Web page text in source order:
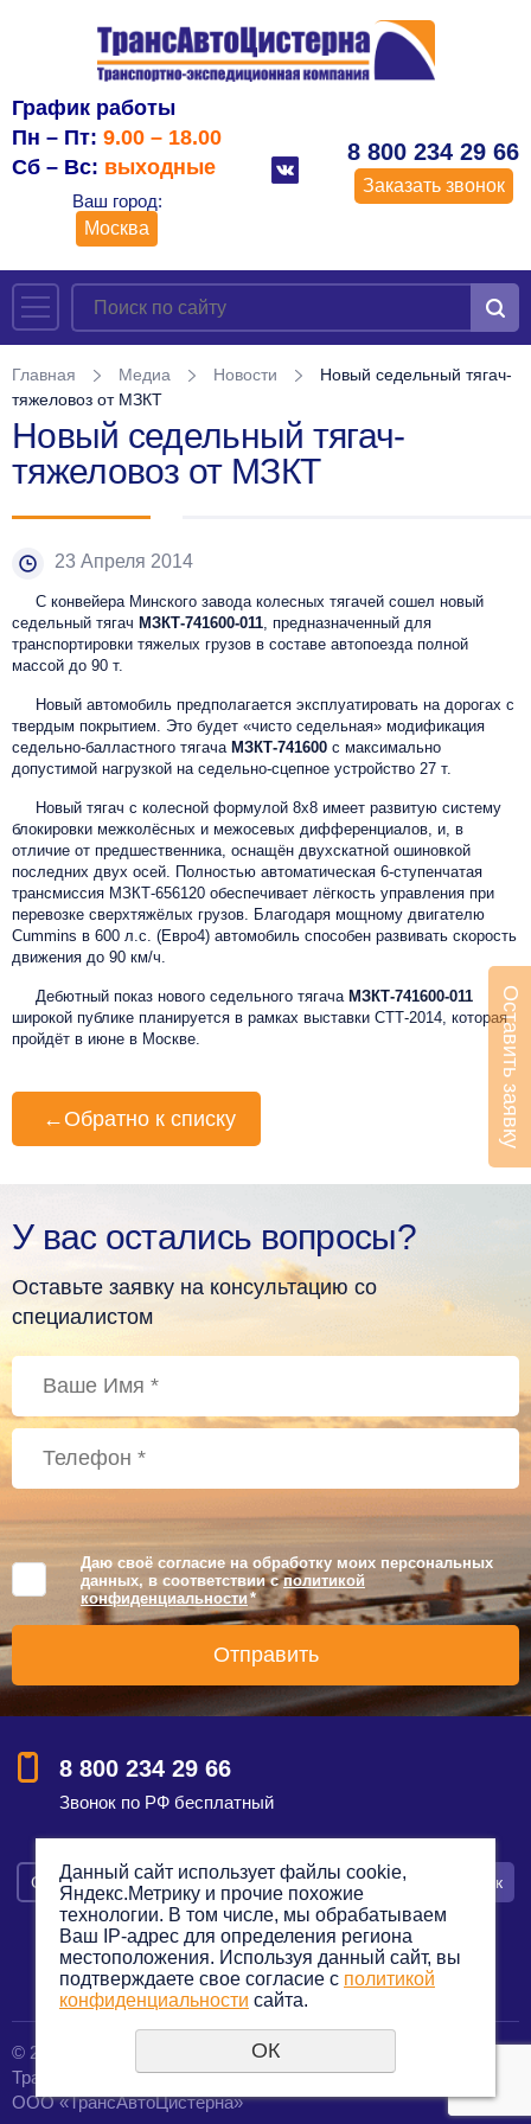
График работы
Пн – Пт: 9.00 – 18.00
Сб – Вс: выходные
Ваш город:
Москва
8 800 234 29 66
Заказать звонок
Главная Медиа Новости
Новый седельный тягач-
тяжеловоз от МЗКТ
Новый седельный тягач-
тяжеловоз от МЗКТ
23 Апреля 2014
С конвейера Минского завода колесных тягачей сошел новый
седельный тягач МЗКТ-741600-011 , предназначенный для
транспортировки тяжелых грузов в составе автопоезда полной
массой до 90 т.
Новый автомобиль предполагается эксплуатировать на дорогах с
твердым покрытием. Это будет «чисто седельная» модификация
седельно-балластного тягача МЗКТ-741600 с максимально
допустимой нагрузкой на седельно-сцепное устройство 27 т.
Новый тягач с колесной формулой 8х8 имеет развитую систему
блокировки межколёсных и межосевых дифференциалов, и, в
отличие от предшественника, оснащён двухскатной ошиновкой
последних двух осей. Полностью автоматическая 6-ступенчатая
трансмиссия МЗКТ-656120 обеспечивает лёгкость управления при
перевозке сверхтяжёлых грузов. Благодаря мощному двигателю
Cummins в 600 л.с. (Евро4) автомобиль способен развивать скорость
движения до 90 км/ч.
Дебютный показ нового седельного тягача МЗКТ-741600-011
широкой публике планируется в рамках выставки СТТ-2014, которая
пройдёт в июне в Москве.
← Обратно к списку
У вас остались вопросы?
Оставьте заявку на консультацию со
специалистом
Даю своё согласие на обработку моих персональных
данных, в соответствии сполитикой
конфиденциальности *
8 800 234 29 66
Звонок по РФ бесплатный
Смотреть на карте Оставить заявку Заказать звонок
Политика конфиденциальности
© 2012—2023. Все права защищены.
Транспортная компания по грузоперевозкам
ООО «ТрансАвтоЦистерна»
Оставить заявку
Данный сайт использует файлы cookie,
Яндекс.Метрику и прочие похожие
технологии. В том числе, мы обрабатываем
Ваш IP-адрес для определения региона
местоположения. Используя данный сайт, вы
подтверждаете свое согласие с политикой
конфиденциальности сайта.
ОК